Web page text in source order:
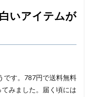
いアイテムが
です。787円で送料無料
みました。届く頃には